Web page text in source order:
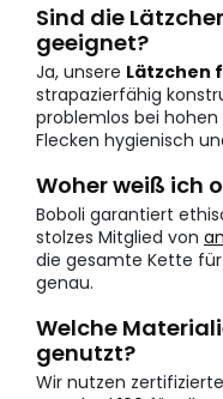
Sind die
geeignet?
Ja, unsere Lätzchen
strapazierfähig
problemlos bei
Flecken hygienisch
Woher weiß ich
Boboli garantiert
stolzes Mitglied von
die gesamte Kette für
genau.
Welche
genutzt?
Wir nutzen